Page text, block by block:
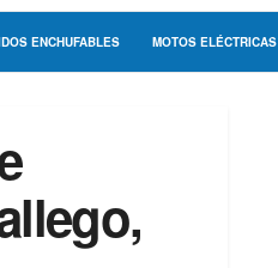
ENCHUFABLES MOTOS ELÉCTRICAS